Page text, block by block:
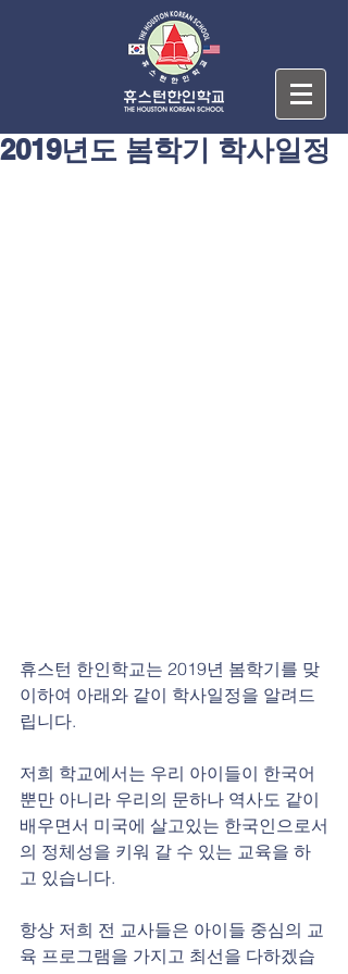
2019년도 봄학기 학사일정
휴스턴 한인학교는 2019년 봄학기를 맞
이하여 아래와 같이 학사일정을 알려드
립니다.
저희 학교에서는 우리 아이들이 한국어
뿐만 아니라 우리의 문하나 역사도 같이
배우면서 미국에 살고있는 한국인으로서
의 정체성을 키워 갈 수 있는 교육을 하
고 있습니다.
항상 저희 전 교사들은 아이들 중심의 교
육 프로그램을 가지고 최선을 다하겠습